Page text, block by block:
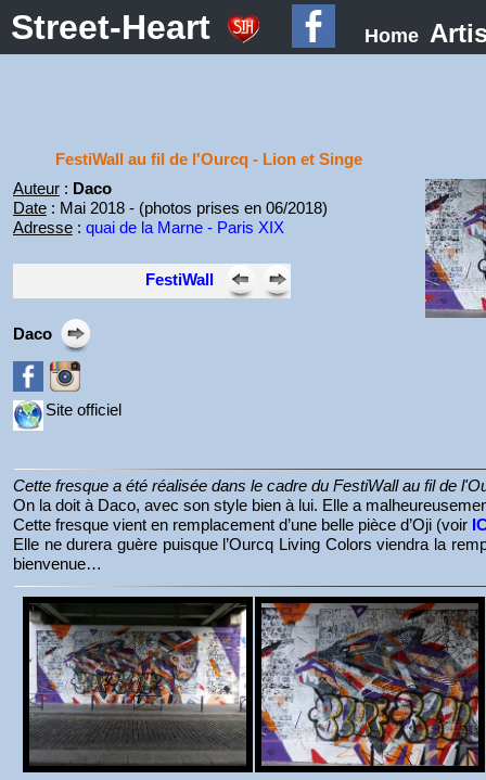
Street-Heart Home
FestiWall au fil de l'Ourcq - Lion et Singe
Auteur: Daco
Date: Mai 2018 - (photos prises en 06/2018)
Adresse: quai de la Marne - Paris XIX
FestiWall
Daco
Site officiel
Cette fresque a été réalisée dans le cadre du FestiWall au fil de
On la doit à Daco, avec son style bien à lui. Elle a
Cette fresque vient en remplacement d’une belle pièce d’Oji (voir
Elle ne durera guère puisque l’Ourcq Living Colors viendra la
bienvenue…